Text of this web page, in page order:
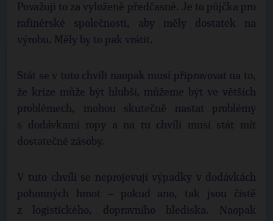
Považuji to za vyloženě předčasné. Je to půjčka pro
rafinérské společnosti, aby měly dostatek na
výrobu. Měly by to pak vrátit.
Stát se v tuto chvíli naopak musí připravovat na to,
že krize může být hlubší, můžeme být ve větších
problémech, mohou skutečně nastat problémy
s dodávkami ropy a na tu chvíli musí stát mít
dostatečné zásoby.
V tuto chvíli se neprojevují výpadky v dodávkách
pohonných hmot – pokud ano, tak jsou čistě
z logistického, dopravního hlediska. Naopak